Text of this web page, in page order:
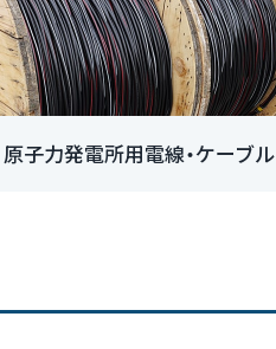
原子力発電所用電線・ケーブル